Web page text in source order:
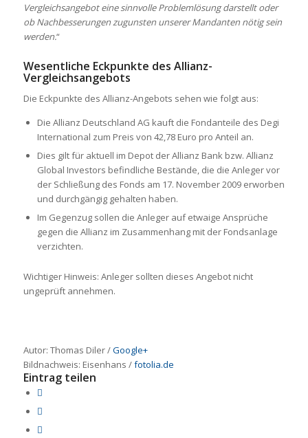
Vergleichsangebot eine sinnvolle Problemlösung darstellt oder
ob Nachbesserungen zugunsten unserer Mandanten nötig sein
werden.“
Wesentliche Eckpunkte des Allianz-
Vergleichsangebots
Die Eckpunkte des Allianz-Angebots sehen wie folgt aus:
Die Allianz Deutschland AG kauft die Fondanteile des Degi
International zum Preis von 42,78 Euro pro Anteil an.
Dies gilt für aktuell im Depot der Allianz Bank bzw. Allianz
Global Investors befindliche Bestände, die die Anleger vor
der Schließung des Fonds am 17. November 2009 erworben
und durchgängig gehalten haben.
Im Gegenzug sollen die Anleger auf etwaige Ansprüche
gegen die Allianz im Zusammenhang mit der Fondsanlage
verzichten.
Wichtiger Hinweis: Anleger sollten dieses Angebot nicht
ungeprüft annehmen.
Autor: Thomas Diler /Google+
Bildnachweis: Eisenhans /fotolia.de
Eintrag teilen